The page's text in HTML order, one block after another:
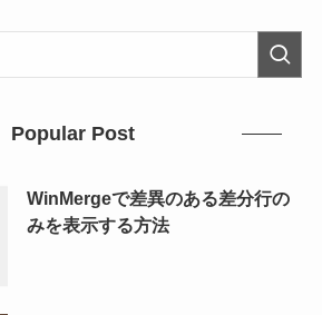
Popular Post
WinMergeで差異のある差分行の
みを表示する方法